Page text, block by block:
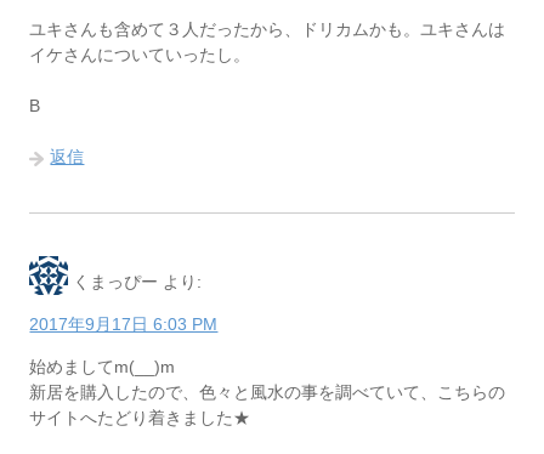
ユキさんも含めて３人だったから、ドリカムかも。ユキさんは
イケさんについていったし。
B
返信
くまっぴー より:
2017年9月17日 6:03 PM
始めましてm(__)m
新居を購入したので、色々と風水の事を調べていて、こちらの
サイトへたどり着きました★